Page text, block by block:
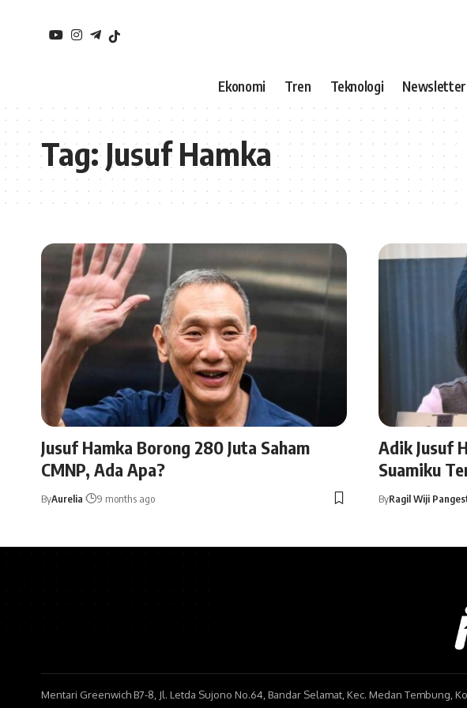
Ekonomi Tren Teknologi Newsletter
Tag:Jusuf Hamka
Jusuf Hamka Borong 280 Juta Saham
CMNP, Ada Apa?
ByAurelia 9 months ago
Adik Jusuf
Suamiku
ByRagil Wiji
Mentari Greenwich B7-8, Jl. Letda Sujono No.64, Bandar Selamat, Kec. Medan Tembung,